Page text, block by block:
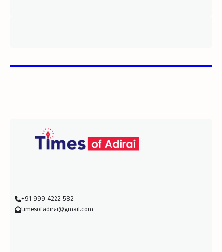
+91 999 4222 582
timesofadirai@gmail.com